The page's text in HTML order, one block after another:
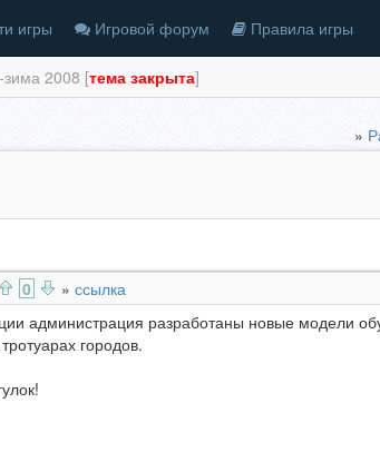
игры Игровой форум Правила игры
2008 [тема закрыта]
»
0 » ссылка
администрация разработаны новые модели
городов.